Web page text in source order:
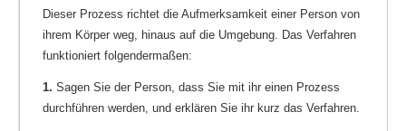
Dieser Prozess richtet die Aufmerksamkeit einer Person von
ihrem Körper weg, hinaus auf die Umgebung. Das Verfahren
funktioniert folgendermaßen:
1. Sagen Sie der Person, dass Sie mit ihr einen Prozess
durchführen werden, und erklären Sie ihr kurz das Verfahren.